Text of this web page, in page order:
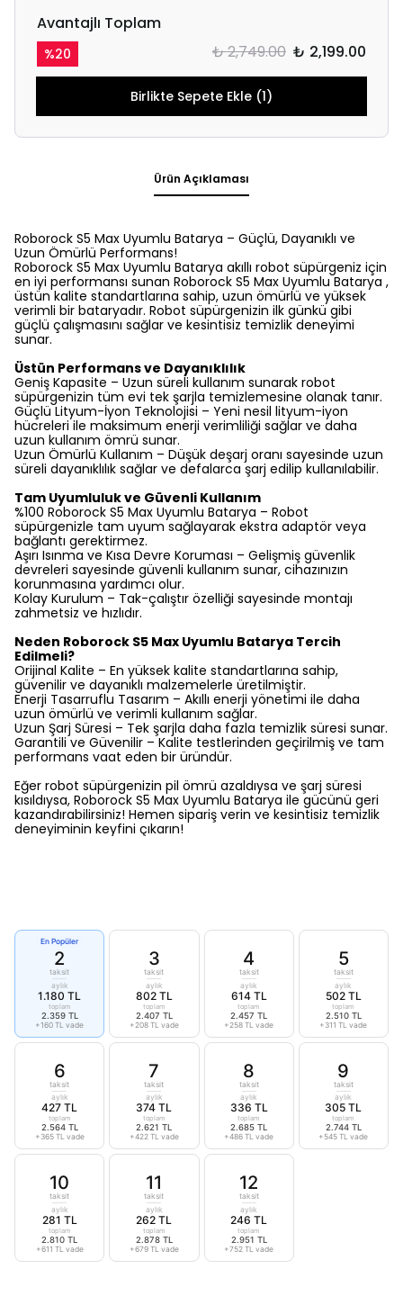
Avantajlı Toplam
%20 ₺ 2,749.00 ₺ 2,199.00
Birlikte Sepete Ekle (1)
Ürün Açıklaması
Roborock S5 Max Uyumlu Batarya – Güçlü, Dayanıklı ve
Uzun Ömürlü Performans!
Roborock S5 Max Uyumlu Batarya akıllı robot süpürgeniz için
en iyi performansı sunan Roborock S5 Max Uyumlu Batarya ,
üstün kalite standartlarına sahip, uzun ömürlü ve yüksek
verimli bir bataryadır. Robot süpürgenizin ilk günkü gibi
güçlü çalışmasını sağlar ve kesintisiz temizlik deneyimi
sunar.
Üstün Performans ve Dayanıklılık
Geniş Kapasite – Uzun süreli kullanım sunarak robot
süpürgenizin tüm evi tek şarjla temizlemesine olanak tanır.
Güçlü Lityum-İyon Teknolojisi – Yeni nesil lityum-iyon
hücreleri ile maksimum enerji verimliliği sağlar ve daha
uzun kullanım ömrü sunar.
Uzun Ömürlü Kullanım – Düşük deşarj oranı sayesinde uzun
süreli dayanıklılık sağlar ve defalarca şarj edilip kullanılabilir.
Tam Uyumluluk ve Güvenli Kullanım
%100 Roborock S5 Max Uyumlu Batarya – Robot
süpürgenizle tam uyum sağlayarak ekstra adaptör veya
bağlantı gerektirmez.
Aşırı Isınma ve Kısa Devre Koruması – Gelişmiş güvenlik
devreleri sayesinde güvenli kullanım sunar, cihazınızın
korunmasına yardımcı olur.
Kolay Kurulum – Tak-çalıştır özelliği sayesinde montajı
zahmetsiz ve hızlıdır.
Neden Roborock S5 Max Uyumlu Batarya Tercih
Edilmeli?
Orijinal Kalite – En yüksek kalite standartlarına sahip,
güvenilir ve dayanıklı malzemelerle üretilmiştir.
Enerji Tasarruflu Tasarım – Akıllı enerji yönetimi ile daha
uzun ömürlü ve verimli kullanım sağlar.
Uzun Şarj Süresi – Tek şarjla daha fazla temizlik süresi sunar.
Garantili ve Güvenilir – Kalite testlerinden geçirilmiş ve tam
performans vaat eden bir üründür.
Eğer robot süpürgenizin pil ömrü azaldıysa ve şarj süresi
kısıldıysa, Roborock S5 Max Uyumlu Batarya ile gücünü geri
kazandırabilirsiniz! Hemen sipariş verin ve kesintisiz temizlik
deneyiminin keyfini çıkarın!
En Popüler
2
taksit
aylık
1.180 TL
toplam
2.359 TL
+160 TL vade
3
taksit
aylık
802 TL
toplam
2.407 TL
+208 TL vade
4
taksit
aylık
614 TL
toplam
2.457 TL
+258 TL vade
5
taksit
aylık
502 TL
toplam
2.510 TL
+311 TL vade
6
taksit
aylık
427 TL
toplam
2.564 TL
+365 TL vade
7
taksit
aylık
374 TL
toplam
2.621 TL
+422 TL vade
8
taksit
aylık
336 TL
toplam
2.685 TL
+486 TL vade
9
taksit
aylık
305 TL
toplam
2.744 TL
+545 TL vade
10
taksit
aylık
281 TL
toplam
2.810 TL
+611 TL vade
11
taksit
aylık
262 TL
toplam
2.878 TL
+679 TL vade
12
taksit
aylık
246 TL
toplam
2.951 TL
+752 TL vade